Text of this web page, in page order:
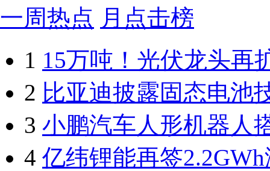
一周热点 月点击榜
1 15万吨！光伏龙头再
2 比亚迪披露固态电池
3 小鹏汽车人形机器人
4 亿纬锂能再签